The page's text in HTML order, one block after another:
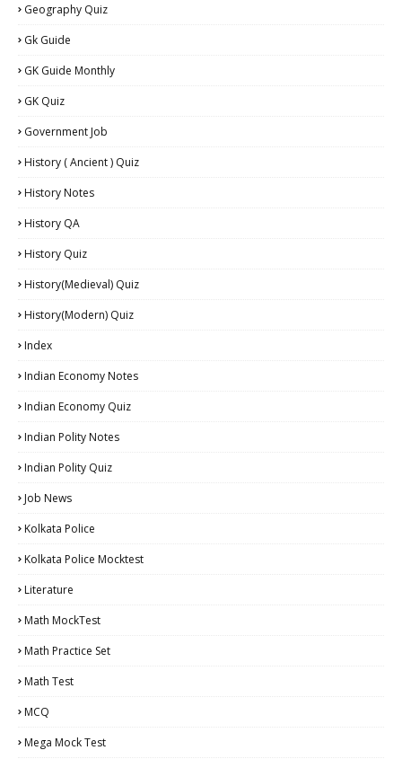
Geography Quiz
Gk Guide
GK Guide Monthly
GK Quiz
Government Job
History ( Ancient ) Quiz
History Notes
History QA
History Quiz
History(Medieval) Quiz
History(Modern) Quiz
Index
Indian Economy Notes
Indian Economy Quiz
Indian Polity Notes
Indian Polity Quiz
Job News
Kolkata Police
Kolkata Police Mocktest
Literature
Math MockTest
Math Practice Set
Math Test
MCQ
Mega Mock Test